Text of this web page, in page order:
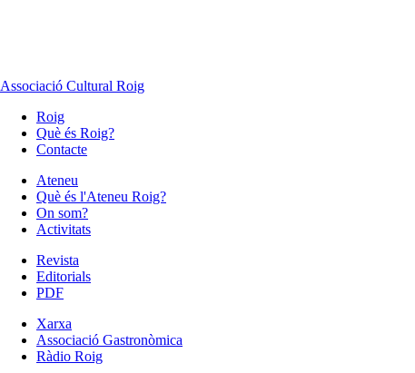
Associació Cultural Roig
Roig
Què és Roig?
Contacte
Ateneu
Què és l'Ateneu Roig?
On som?
Activitats
Revista
Editorials
PDF
Xarxa
Associació Gastronòmica
Ràdio Roig